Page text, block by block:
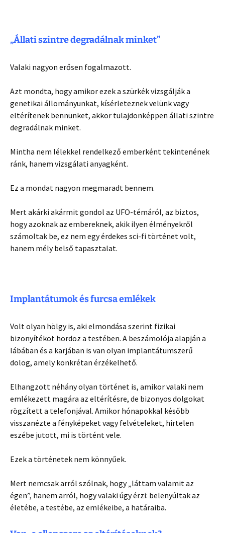
„Állati szintre degradálnak minket”
Valaki nagyon erősen fogalmazott.
Azt mondta, hogy amikor ezek a szürkék vizsgálják a
genetikai állományunkat, kísérleteznek velünk vagy
eltérítenek bennünket, akkor tulajdonképpen állati szintre
degradálnak minket.
Mintha nem lélekkel rendelkező emberként tekintenének
ránk, hanem vizsgálati anyagként.
Ez a mondat nagyon megmaradt bennem.
Mert akárki akármit gondol az UFO-témáról, az biztos,
hogy azoknak az embereknek, akik ilyen élményekről
számoltak be, ez nem egy érdekes sci-fi történet volt,
hanem mély belső tapasztalat.
Implantátumok és furcsa emlékek
Volt olyan hölgy is, aki elmondása szerint fizikai
bizonyítékot hordoz a testében. A beszámolója alapján a
lábában és a karjában is van olyan implantátumszerű
dolog, amely konkrétan érzékelhető.
Elhangzott néhány olyan történet is, amikor valaki nem
emlékezett magára az eltérítésre, de bizonyos dolgokat
rögzített a telefonjával. Amikor hónapokkal később
visszanézte a fényképeket vagy felvételeket, hirtelen
eszébe jutott, mi is történt vele.
Ezek a történetek nem könnyűek.
Mert nemcsak arról szólnak, hogy „láttam valamit az
égen”, hanem arról, hogy valaki úgy érzi: belenyúltak az
életébe, a testébe, az emlékeibe, a határaiba.